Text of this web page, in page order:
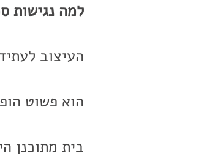
למה נגישות
העיצוב
הוא פשוט
בית מתוכנן